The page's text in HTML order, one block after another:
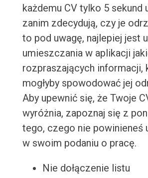
każdemu CV tylko 5 sekund
zanim zdecydują, czy je
to pod uwagę, najlepiej jest
umieszczania w aplikacji
rozpraszających informacji,
mogłyby spowodować jej
Aby upewnić się, że Twoje
wyróżnia, zapoznaj się z
tego, czego nie powinieneś
w swoim podaniu o pracę.
Nie dołączenie listu